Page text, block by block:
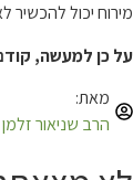
מירוח יכול
על כן למעשה,
מאת:
הרב שניאור זלמן